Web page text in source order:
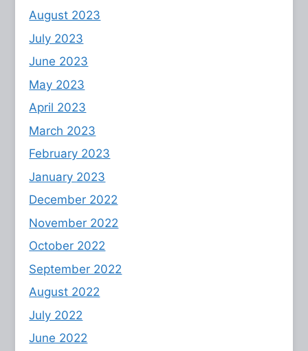
August 2023
July 2023
June 2023
May 2023
April 2023
March 2023
February 2023
January 2023
December 2022
November 2022
October 2022
September 2022
August 2022
July 2022
June 2022